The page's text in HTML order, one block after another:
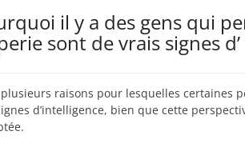
il y a des gens qui
sont de vrais signes
raisons pour lesquelles certaines
d’intelligence, bien que cette